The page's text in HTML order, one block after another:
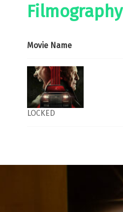
Filmography
Movie Name
LOCKED